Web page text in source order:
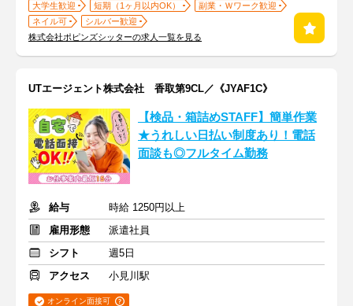
大学生歓迎 短期（1ヶ月以内OK）
副業・Ｗワーク歓迎
ネイル可
シルバー歓迎
株式会社ポピンズシッターの求人一覧を見る
UTエージェント株式会社 香取第9CL／《JYAF1C》
【検品・箱詰めSTAFF】簡単作業
★うれしい日払い制度あり！電話
面談も◎フルタイム勤務
給与
時給 1250円以上
雇用形態
派遣社員
シフト
週5日
アクセス
小見川駅
オンライン面接可